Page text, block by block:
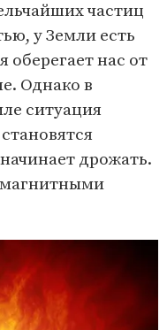
частиц
у Земли есть
оберегает нас от
Однако в
ситуация
дрожать.
магнитными